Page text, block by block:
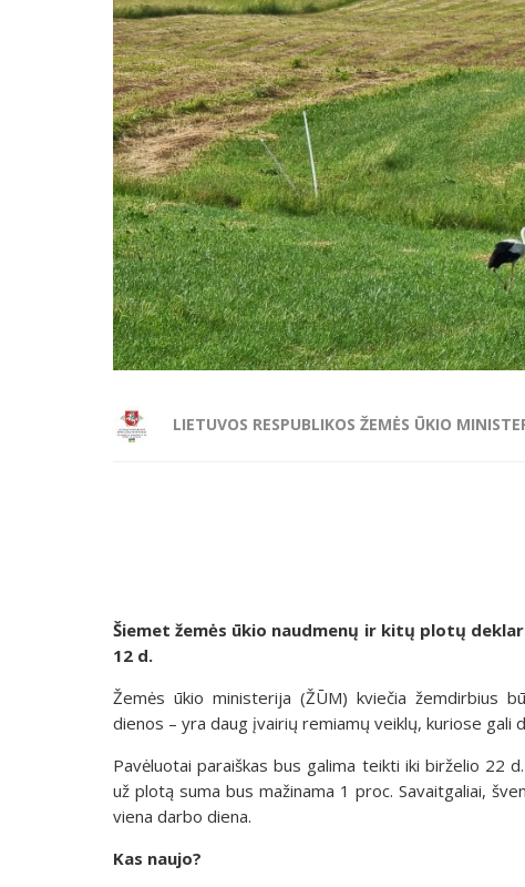
LIETUVOS RESPUBLIKOS ŽEMĖS ŪKIO
Šiemet žemės ūkio naudmenų ir kitų plotų
12 d.
Žemės ūkio ministerija (ŽŪM) kviečia žemdirbius
dienos – yra daug įvairių remiamų veiklų, kuriose gali
Pavėluotai paraiškas bus galima teikti iki birželio 22
už plotą suma bus mažinama 1 proc. Savaitgaliai,
viena darbo diena.
Kas naujo?